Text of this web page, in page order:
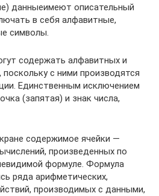
данныеимеют описательный
в себя алфавитные,
символы.
содержать алфавитных и
с ними производятся
Единственным исключением
(запятая) и знак числа,
содержимое ячейки —
произведенных по
формуле. Формула
ряда арифметических,
производимых с данными,